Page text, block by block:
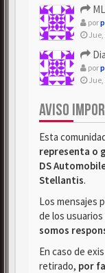
por
Jue,
por
Jue,
AVISO
Esta
representa o
DS
Stellantis.
Los mensajes
de los
somos
En caso de
retirado, por